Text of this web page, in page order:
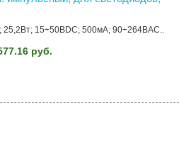
15÷50ВDC; 500мА; 90÷264ВAC..
руб.